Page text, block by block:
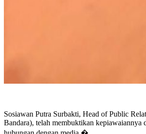
Sosiawan Putra Surbakti, Head of Public
Bandara), telah membuktikan kepiawaiannya